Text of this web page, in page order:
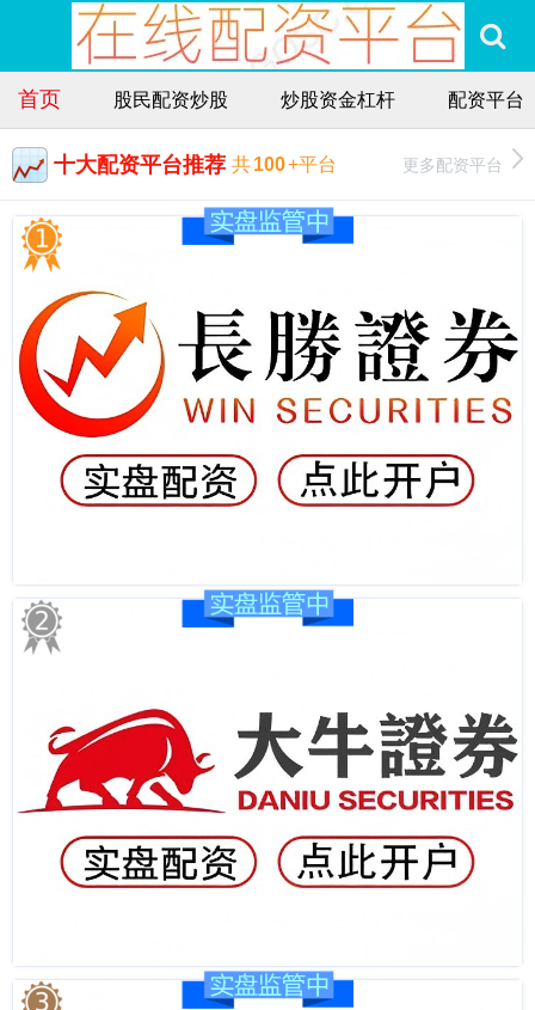
首页 股民配资炒股 炒股资金杠杆 配资平台
十大配资平台推荐 共100+平台 更多配资平台